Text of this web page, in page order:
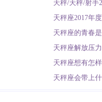
天秤/天秤/射手
天秤座2017年
天秤座的青春
天秤座解放压
天秤座想有怎
天秤座会带上